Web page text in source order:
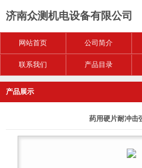
济南众测机电设备有限公司
网站首页 公司简介
联系我们 产品目录
产品展示
药用硬片耐冲击